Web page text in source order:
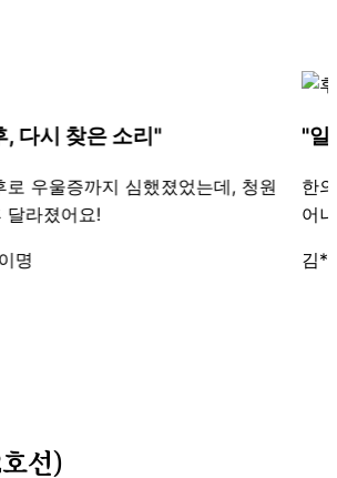
다시 찾은 소리"
우울증까지 심했졌었는데, 청원
달라졌어요!
명
"일
한
어
김*
선)